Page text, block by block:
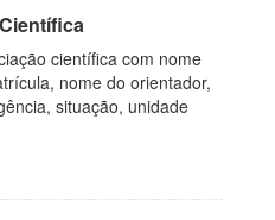
científica com nome
nome do orientador,
situação, unidade